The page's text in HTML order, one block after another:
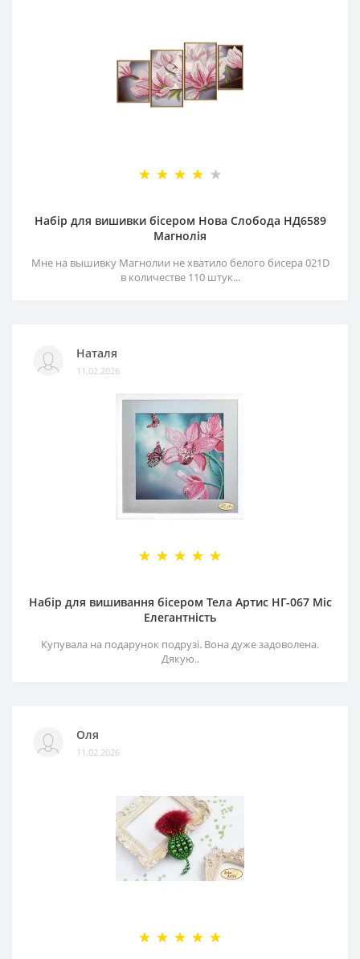
Набір для вишивки бісером Нова Слобода НД6589
Магнолія
Мне на вышивку Магнолии не хватило белого бисера 021D
в количестве 110 штук...
Наталя
11.02.2026
Набір для вишивання бісером Тела Артис НГ-067 Міс
Елегантність
Купувала на подарунок подрузі. Вона дуже задоволена.
Дякую..
Оля
11.02.2026